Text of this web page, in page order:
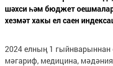
шәхси һәм бюджет
хезмәт хакы ел саен
2024 елның 1 гыйнварыннан
мәгариф, медицина,